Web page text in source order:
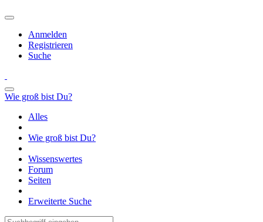
Anmelden
Registrieren
Suche
Wie groß bist Du?
Alles
Wie groß bist Du?
Wissenswertes
Forum
Seiten
Erweiterte Suche